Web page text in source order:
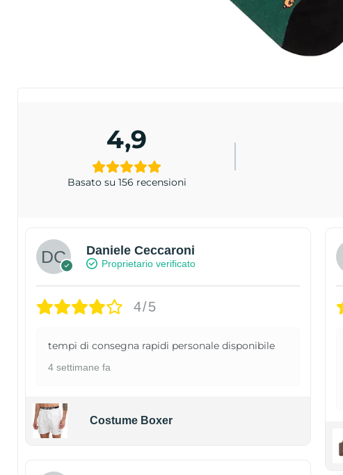
4,9
Basato su 156 recensioni
Daniele Ceccaroni
Proprietario verificato
4/5
tempi di consegna rapidi personale disponibile
4 settimane fa
Costume Boxer